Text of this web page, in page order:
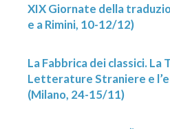
XIX Giornate della
e a Rimini, 10-12/12)
La Fabbrica dei classici. La
Letterature Straniere e
(Milano, 24-15/11)